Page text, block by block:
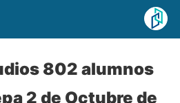
802 alumnos
2 de Octubre de